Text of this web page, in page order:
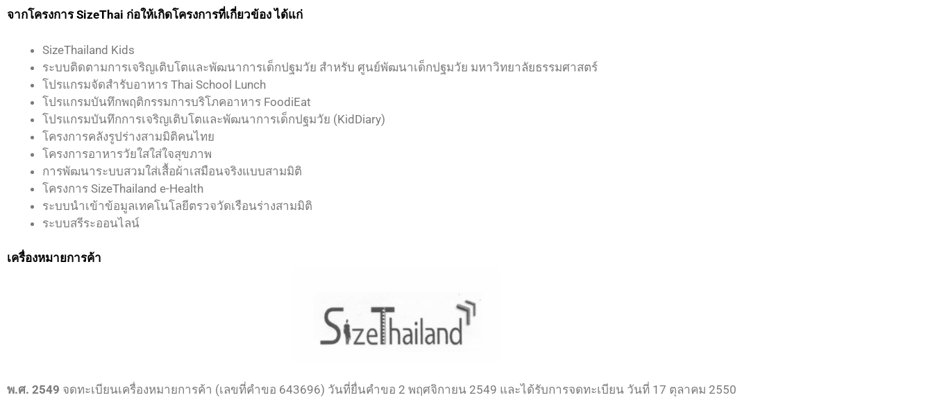
จากโครงการ SizeThai ก่อให้เกิดโครงการที่เกี่ยวข้อง ได้แก่
SizeThailand Kids
ระบบติดตามการเจริญเติบโตและพัฒนาการเด็กปฐมวัย สำหรับ ศูนย์พัฒนาเด็กปฐมวัย มหาวิทยาลัยธรรมศาสตร์
โปรแกรมจัดสำรับอาหาร Thai School Lunch
โปรแกรมบันทึกพฤติกรรมการบริโภคอาหาร FoodiEat
โปรแกรมบันทึกการเจริญเติบโตและพัฒนาการเด็กปฐมวัย (KidDiary)
โครงการคลังรูปร่างสามมิติคนไทย
โครงการอาหารวัยใสใส่ใจสุขภาพ
การพัฒนาระบบสวมใส่เสื้อผ้าเสมือนจริงแบบสามมิติ
โครงการ SizeThailand e-Health
ระบบนำเข้าข้อมูลเทคโนโลยีตรวจวัดเรือนร่างสามมิติ
ระบบสรีระออนไลน์
เครื่องหมายการค้า
พ.ศ. 2549 จดทะเบียนเครื่องหมายการค้า (เลขที่คําขอ 643696) วันที่ยื่นคำขอ 2 พฤศจิกายน 2549 และได้รับการจดทะเบียน วันที่ 17 ตุลาคม 2550